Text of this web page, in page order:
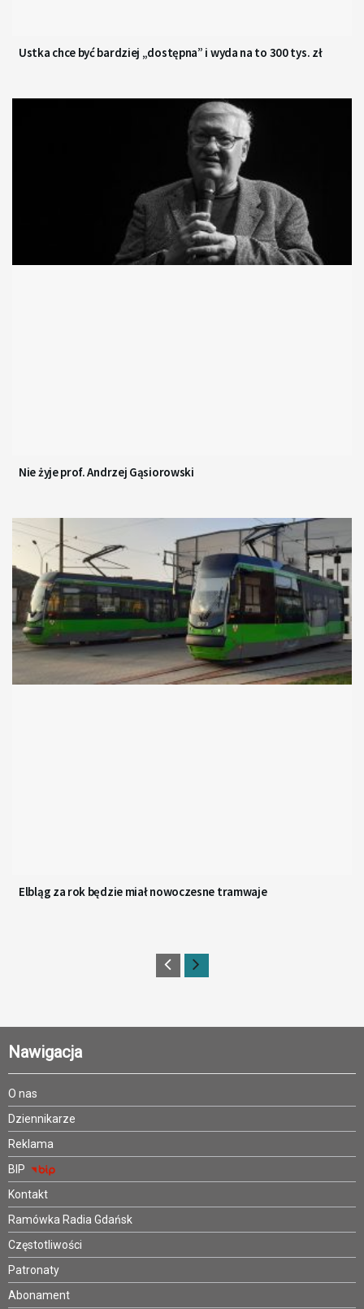
Ustka chce być bardziej „dostępna” i wyda na to 300 tys. zł
Nie żyje prof. Andrzej Gąsiorowski
Elbląg za rok będzie miał nowoczesne tramwaje
Nawigacja
O nas
Dziennikarze
Reklama
BIP
Kontakt
Ramówka Radia Gdańsk
Częstotliwości
Patronaty
Abonament